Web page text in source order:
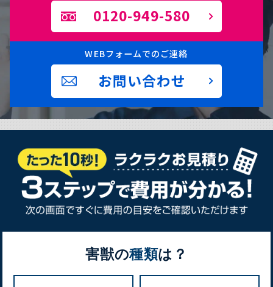
0120-949-580
WEBフォームでのご連絡
お問い合わせ
害獣の種類は？